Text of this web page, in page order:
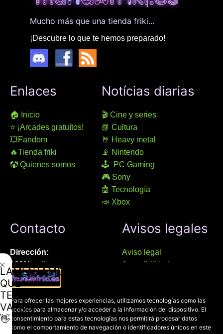
Para ofrecer las mejores experiencias, utilizamos tecnologías como las
cookies para almacenar y/o acceder a la información del dispositivo. El
consentimiento para estas tecnologías nos permitirá procesar datos
como el comportamiento de navegación o identificadores únicos en este
Mucho más que una tienda friki...
¡Descubre lo que te hemos preparado!
Enlaces
🏠 Inicio
⭐ ¡Arcades gratuítos!
💥Fandom
🔥Tienda friki
🤡 Quienes somos
Notícias diarias
🎬 Cine y series
📗 Cultura
🤘 Heavy metal
📡 Nintendo
🕹 PC Gaming
🎮 Sony
🤖 Tecnología
📣 Xbox
Contacto
Dirección:
100% online
Manresa (08241), Barcelona
Chat Whatsapp (solo texto):
+34 689 800 662
Avisos legales
Aviso legal
Accesibilidad
Política de privacidad
LAMENTAMOS
QUE
TE
VAYAS
👋